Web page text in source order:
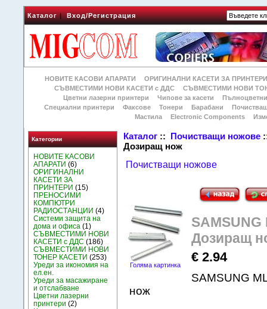
Каталог|Вход/Регистрация
НОВИТЕ КАСОВИ АПАРАТИ
ОРИГИНАЛНИ КАСЕТИ ЗА
СЪВМЕСТИМИ НОВИ КАСЕТИ с ДДС
СЪВМЕСТИМИ НОВИ
Цветни лазерни принтери
Чипове за касети
Специални принтери
Факсове Тонери Барабани
Мастила
Electronic Components
Категории
НОВИТЕ КАСОВИ
АПАРАТИ (6)
ОРИГИНАЛНИ
КАСЕТИ ЗА
ПРИНТЕРИ (15)
ПРЕНОСИМИ
КОМПЮТРИ
РАДИОСТАНЦИИ (4)
Системи защита на
дома и офиса (1)
СЪВМЕСТИМИ НОВИ
КАСЕТИ с ДДС (186)
СЪВМЕСТИМИ НОВИ
ТОНЕР КАСЕТИ (253)
Уреди за икономия на
ел.ен.
Уреди за масажиране
и отслабване
Цветни лазерни
принтери (2)
Каталог :: Почистващи ножове
Дозиращ нож
Почистващи ножове
Голяма картинка
SAMSUNG
Дозиращ
€ 2.94
SAMSUNG
нож